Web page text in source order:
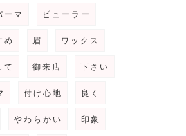
ーマ ビューラー
め 眉 ワックス
て 御来店 下さい
付け心地 良く
やわらかい 印象